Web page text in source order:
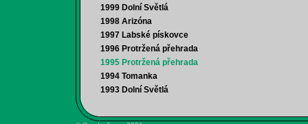
1999 Dolní Světlá
1998 Arizóna
1997 Labské pískovce
1996 Protržená přehrada
1995 Protržená přehrada
1994 Tomanka
1993 Dolní Světlá